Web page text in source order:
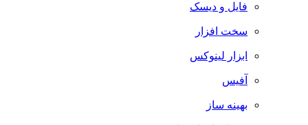
فایل و دیسک
سخت افزار
ابزار لینوکس
آفیس
بهینه ساز